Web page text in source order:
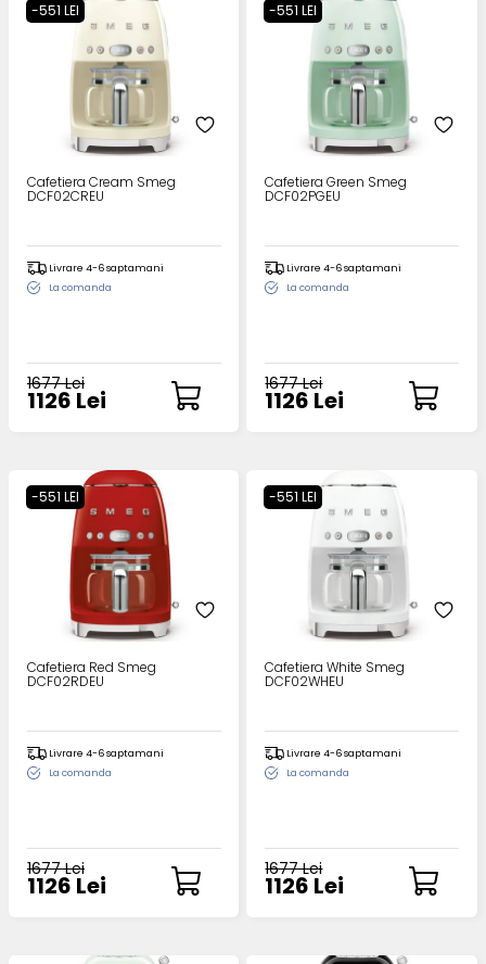
-551 LEI
Cafetiera Cream Smeg
DCF02CREU
Livrare 4-6 saptamani
La comanda
1677 Lei
1126 Lei
-551 LEI
Cafetiera Green Smeg
DCF02PGEU
Livrare 4-6 saptamani
La comanda
1677 Lei
1126 Lei
-551 LEI
Cafetiera Red Smeg
DCF02RDEU
Livrare 4-6 saptamani
La comanda
1677 Lei
1126 Lei
-551 LEI
Cafetiera White Smeg
DCF02WHEU
Livrare 4-6 saptamani
La comanda
1677 Lei
1126 Lei